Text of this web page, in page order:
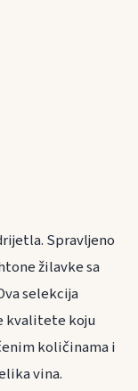
Spravljeno
žilavke sa
selekcija
kvalitete koju
količinama i
vina.